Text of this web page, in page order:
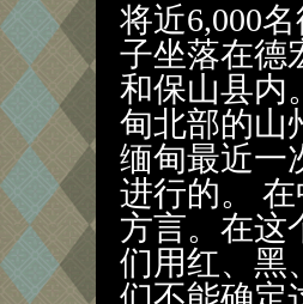
将近6,000
子坐落在德
和保山县内
甸北部的山
缅甸最近一
进行的。
方言。在这
们用红、黑